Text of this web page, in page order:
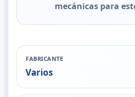
mecánicas para
FABRICANTE
Varios